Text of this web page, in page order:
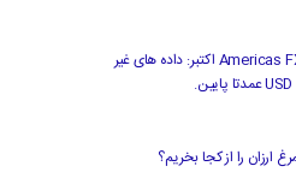
سرمایه گذاری Americas FX News 3 اکتبر: داده های غیر